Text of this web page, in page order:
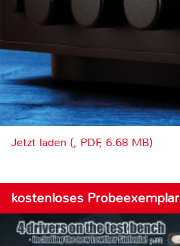
Jetzt laden (, PDF, 6.68 MB)
kostenloses Probeexemplar